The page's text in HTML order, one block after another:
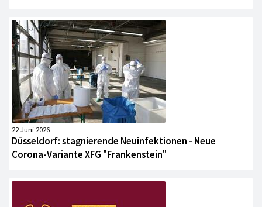
22 Juni 2026
Düsseldorf: stagnierende Neuinfektionen - Neue
Corona-Variante XFG "Frankenstein"